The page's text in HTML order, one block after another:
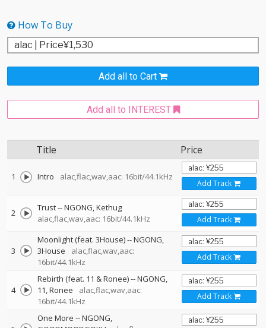
How To Buy
Add all to Cart
Add all to INTEREST
Title Price
1 Intro alac,flac,wav,aac: 16bit/44.1kHz
Add Track
2 Trust--NGONG Kethug
alac,flac,wav,aac: 16bit/44.1kHz
Add Track
3
Moonlight (feat. 3House)--NGONG
3House
alac,flac,wav,aac:
16bit/44.1kHz
Add Track
4
Rebirth (feat. 11 & Ronee)--NGONG
11 Ronee
alac,flac,wav,aac:
16bit/44.1kHz
Add Track
One More --NGONG